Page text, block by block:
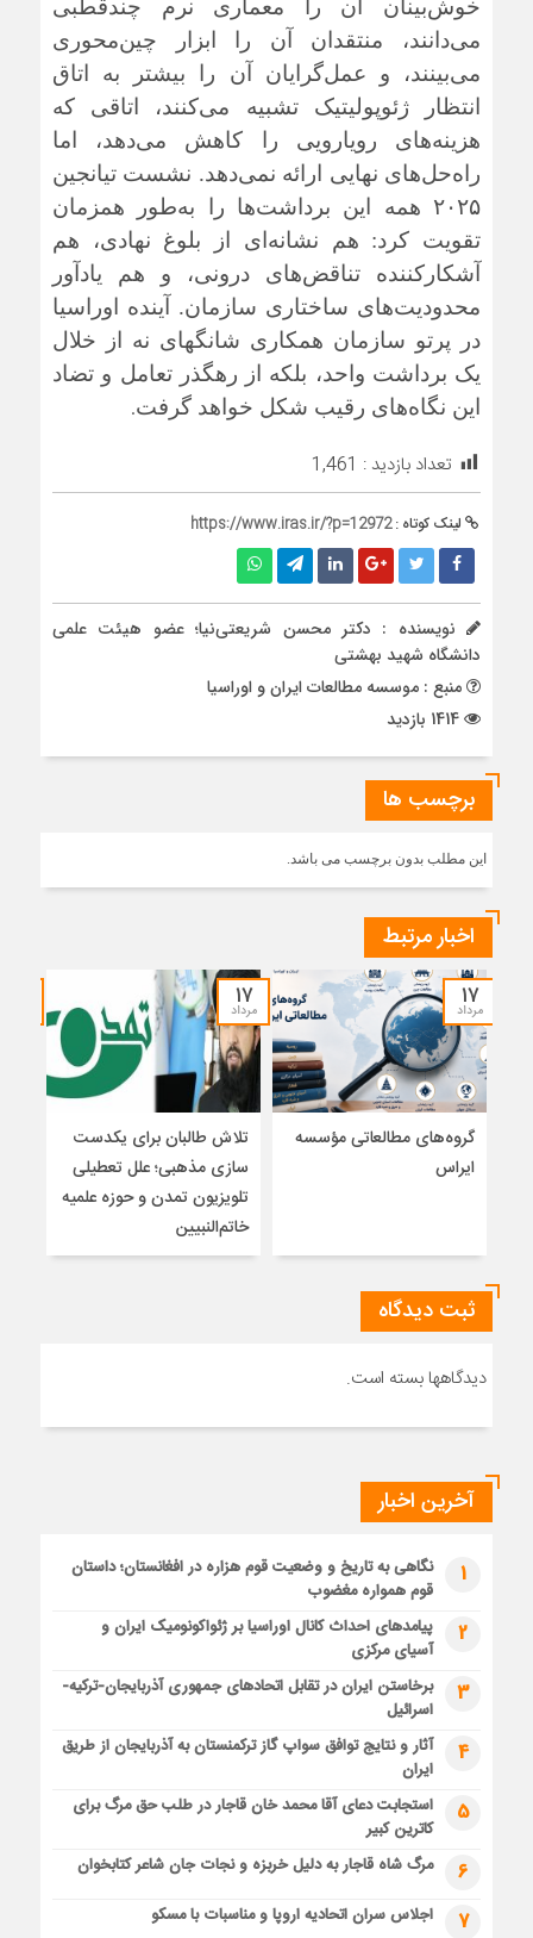
خوش‌بینان آن را معماری نرم چندقطبی
می‌دانند، منتقدان آن را ابزار چین‌محوری
می‌بینند، و عمل‌گرایان آن را بیشتر به اتاق
انتظار ژئوپولیتیک تشبیه می‌کنند، اتاقی که
هزینه‌های رویارویی را کاهش می‌دهد، اما
راه‌حل‌های نهایی ارائه نمی‌دهد. نشست تیانجین
۲۰۲۵ همه این برداشت‌ها را به‌طور همزمان
تقویت کرد: هم نشانه‌ای از بلوغ نهادی، هم
آشکارکننده تناقض‌های درونی، و هم یادآور
محدودیت‌های ساختاری سازمان. آینده اوراسیا
در پرتو سازمان همکاری شانگهای نه از خلال
یک برداشت واحد، بلکه از رهگذر تعامل و تضاد
این نگاه‌های رقیب شکل خواهد گرفت.
تعداد بازدید : 1,461
لینک کوتاه :https://www.iras.ir/?p=12972
نویسنده : دکتر محسن شریعتی‌نیا؛ عضو هیئت علمی
دانشگاه شهید بهشتی
منبع : موسسه مطالعات ایران و اوراسیا
برچسب ها
این مطلب بدون برچسب می باشد.
اخبار مرتبط
۱۷
مرداد
گروه‌های مطالعاتی مؤسسه
ایراس
۱۷
مرداد
تلاش طالبان برای یکدست
سازی مذهبی؛ علل تعطیلی
تلویزیون تمدن و حوزه علمیه
خاتم‌النبیین
ثبت دیدگاه
دیدگاهها بسته است.
آخرین اخبار
1
نگاهی به تاریخ و وضعیت قوم هزاره در افغانستان؛ داستان
قوم همواره مغضوب
2
پیامدهای احداث کانال اوراسیا بر ژئواکونومیک ایران و
آسیای مرکزی
3
برخاستن ایران در تقابل اتحادهای جمهوری آذربایجان-ترکیه-
اسرائیل
4
آثار و نتایج توافق سواپ گاز ترکمنستان به آذربایجان از طریق
ایران
5
استجابت دعای آقا محمد خان قاجار در طلب حق مرگ برای
کاترین کبیر
6 مرگ شاه قاجار به دلیل خربزه و نجات جان شاعر کتابخوان
7 اجلاس سران اتحادیه اروپا و مناسبات با مسکو